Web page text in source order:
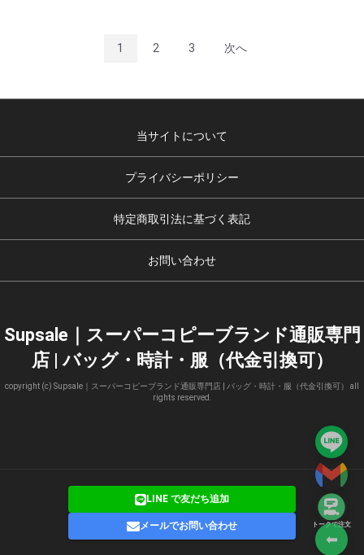
1 2 3 次へ
トークで注文
⬅
当サイトについて
プライバシーポリシー
特定商取引法に基づく表記
お問い合わせ
Supsale｜スーパーコピーブランド通販専門
店 | バッグ・時計・服（代金引換可）
copyright (c) Supsale｜スーパーコピーブランド通販専門店 | バッグ・時計・服（代金引換可） all
rights reserved.
LINE で友だち追加
メールでお問い合わせ